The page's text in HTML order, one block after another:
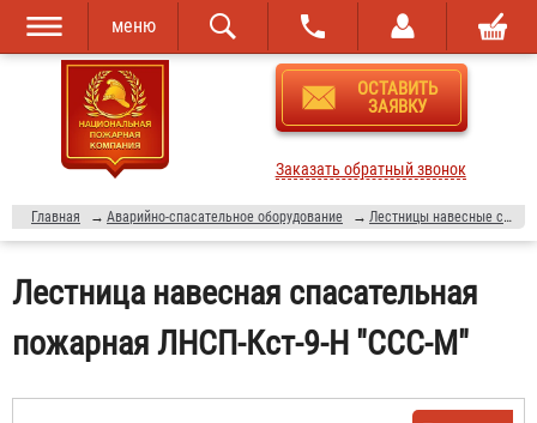
Перейти к
основному
содержанию
Skip to
navigation
меню
ОСТАВИТЬ
ЗАЯВКУ
Заказать обратный звонок
Главная → Аварийно-спасательное оборудование → Лестницы навесные спасательные
Лестница навесная спасательная
пожарная ЛНСП-Кст-9-Н "ССС-М"